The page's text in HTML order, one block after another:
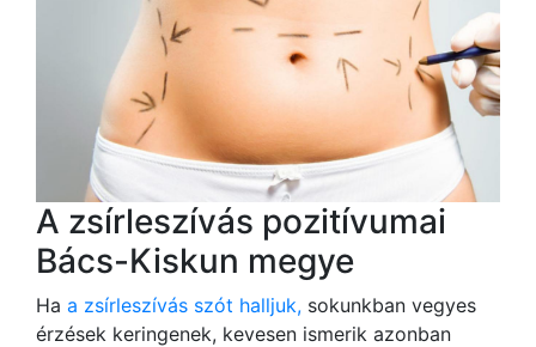
A zsírleszívás pozitívumai
Bács-Kiskun megye
Ha a zsírleszívás szót halljuk, sokunkban vegyes
érzések keringenek, kevesen ismerik azonban